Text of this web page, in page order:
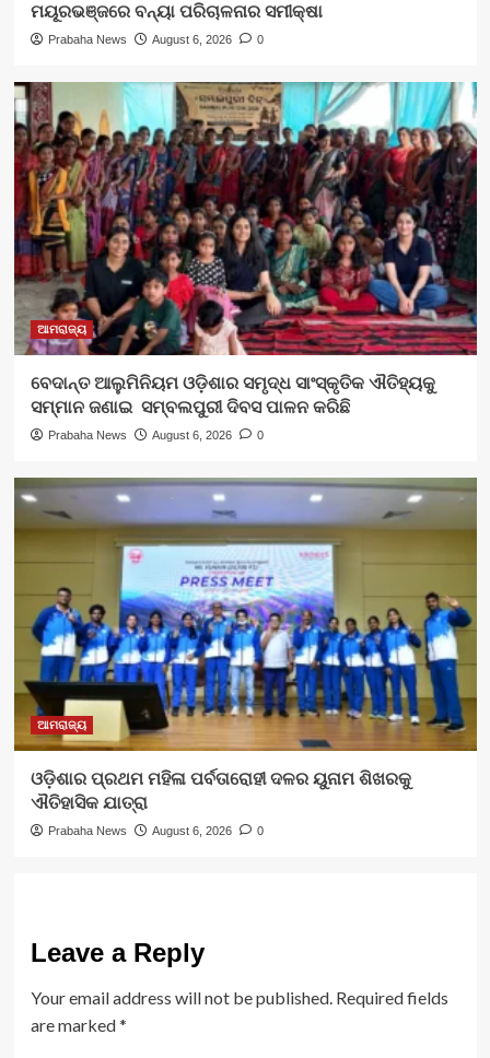
ମୟୂରଭଞ୍ଜରେ ବନ୍ୟା ପରିଚାଳନାର ସମୀକ୍ଷା
Prabaha News August 6, 2026 0
ଆମରାଜ୍ୟ
ବେଦାନ୍ତ ଆଲୁମିନିୟମ ଓଡ଼ିଶାର ସମୃଦ୍ଧ ସାଂସ୍କୃତିକ ଐତିହ୍ୟକୁ
ସମ୍ମାନ ଜଣାଇ ସମ୍ବଲପୁରୀ ଦିବସ ପାଳନ କରିଛି
Prabaha News August 6, 2026 0
ଆମରାଜ୍ୟ
ଓଡ଼ିଶାର ପ୍ରଥମ ମହିଳା ପର୍ବତାରୋହୀ ଦଳର ୟୁନାମ ଶିଖରକୁ
ଐତିହାସିକ ଯାତ୍ରା
Prabaha News August 6, 2026 0
Leave a Reply
Your email address will not be published. Required fields
are marked*